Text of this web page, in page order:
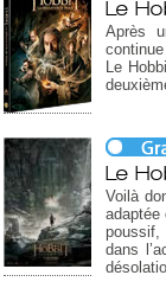
Le
Après
Le
Le
Voilà
adaptée
dans